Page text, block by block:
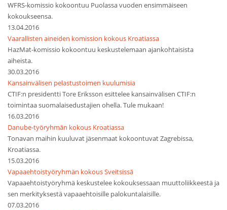
WFRS-komissio kokoontuu Puolassa vuoden ensimmäiseen
kokoukseensa.
13.04.2016
Vaarallisten aineiden komission kokous Kroatiassa
HazMat-komissio kokoontuu keskustelemaan ajankohtaisista
aiheista.
30.03.2016
Kansainvälisen pelastustoimen kuulumisia
CTIF:n presidentti Tore Eriksson esittelee kansainvälisen CTIF:n
toimintaa suomalaisedustajien ohella. Tule mukaan!
16.03.2016
Danube-työryhmän kokous Kroatiassa
Tonavan maihin kuuluvat jäsenmaat kokoontuvat Zagrebissa,
Kroatiassa.
15.03.2016
Vapaaehtoistyöryhmän kokous Sveitsissä
Vapaaehtoistyöryhmä keskustelee kokouksessaan muuttoliikkeestä ja
sen merkityksestä vapaaehtoisille palokuntalaisille.
07.03.2016